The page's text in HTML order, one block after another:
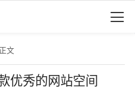
文
优秀的网站空间